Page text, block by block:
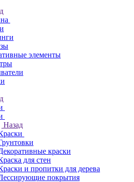
элементы
Назад
краски
для стен
и пропитки для дерева
покрытия